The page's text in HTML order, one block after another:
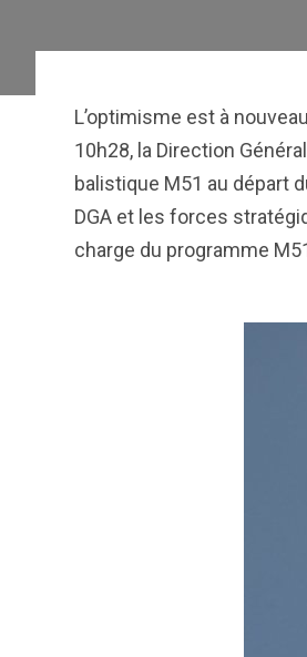
L’optimisme est à
10h28, la Direction
balistique M51 au départ
DGA et les forces
charge du programme